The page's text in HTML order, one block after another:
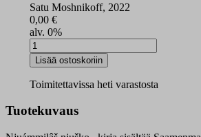
Satu Moshnikoff, 2022
0,00 €
alv. 0%
Njuámmilâš
njuško
digikirja
määrä
Lisää ostoskoriin
Toimitettavissa heti varastosta
Tuotekuvaus